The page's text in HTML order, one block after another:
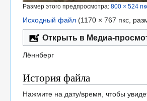
Размер этого предпросмотра: 800 × 524
Исходный файл (1170 × 767 пкс,
Открыть в Медиа-
Лённберг
История файла
Нажмите на дату/время, чтобы